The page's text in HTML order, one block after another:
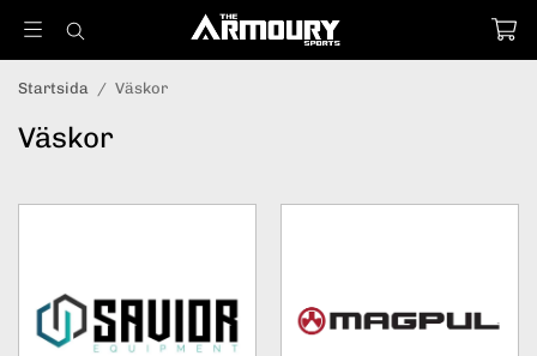
Startsida / Väskor
Väskor